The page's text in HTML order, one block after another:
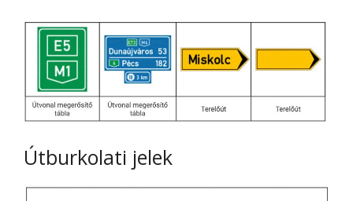
Útburkolati jelek